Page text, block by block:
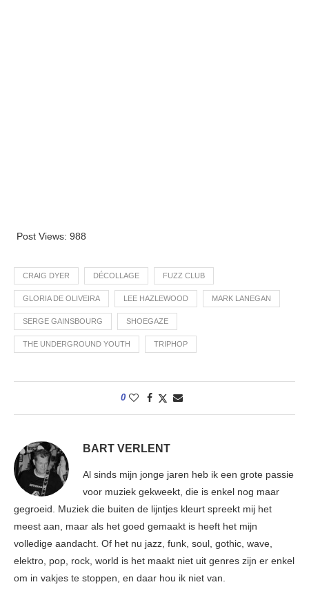
Post Views: 988
CRAIG DYER DÉCOLLAGE FUZZ CLUB
GLORIA DE OLIVEIRA LEE HAZLEWOOD MARK LANEGAN
SERGE GAINSBOURG SHOEGAZE
THE UNDERGROUND YOUTH TRIPHOP
0
BART VERLENT
Al sinds mijn jonge jaren heb ik een grote passie
voor muziek gekweekt, die is enkel nog maar
gegroeid. Muziek die buiten de lijntjes kleurt spreekt mij het
meest aan, maar als het goed gemaakt is heeft het mijn
volledige aandacht. Of het nu jazz, funk, soul, gothic, wave,
elektro, pop, rock, world is het maakt niet uit genres zijn er enkel
om in vakjes te stoppen, en daar hou ik niet van.